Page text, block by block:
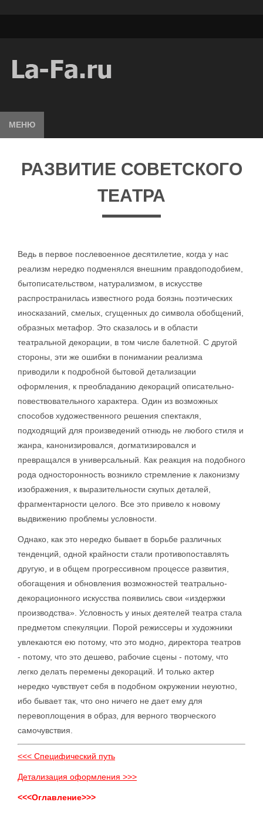
МЕНЮ
РАЗВИТИЕ СОВЕТСКОГО
ТЕАТРА
Ведь в первое послевоенное десятилетие, когда у нас
реализм нередко подменялся внешним правдоподобием,
бытописательством, натурализмом, в искусстве
распространилась известного рода боязнь поэтических
иносказаний, смелых, сгущенных до символа обобщений,
образных метафор. Это сказалось и в области
театральной декорации, в том числе балетной. С другой
стороны, эти же ошибки в понимании реализма
приводили к подробной бытовой детализации
оформления, к преобладанию декораций описательно-
повествовательного характера. Один из возможных
способов художественного решения спектакля,
подходящий для произведений отнюдь не любого стиля и
жанра, канонизировался, догматизировался и
превращался в универсальный. Как реакция на подобного
рода односторонность возникло стремление к лаконизму
изображения, к выразительности скупых деталей,
фрагментарности целого. Все это привело к новому
выдвижению проблемы условности.
Однако, как это нередко бывает в борьбе различных
тенденций, одной крайности стали противопоставлять
другую, и в общем прогрессивном процессе развития,
обогащения и обновления возможностей театрально-
декорационного искусства появились свои «издержки
производства». Условность у иных деятелей театра стала
предметом спекуляции. Порой режиссеры и художники
увлекаются ею потому, что это модно, директора театров
- потому, что это дешево, рабочие сцены - потому, что
легко делать перемены декораций. И только актер
нередко чувствует себя в подобном окружении неуютно,
ибо бывает так, что оно ничего не дает ему для
перевоплощения в образ, для верного творческого
самочувствия.
<<< Специфический путь
Детализация оформления >>>
<<<Оглавление>>>